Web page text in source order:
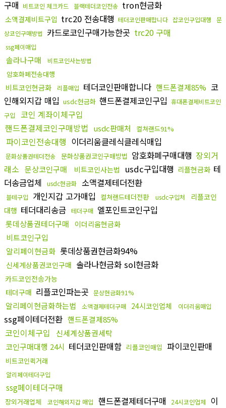
구매 비트코인 체크카드 블랙테더코인전송 tron현금화
소액결제비트구입 trc20 전송대행 테더코인판매합니다 잡코인구입대행
문
상코인구매방법
카드로코인구매가능한곳 trc20 구매
ssg페이매입
솔라나구매 비트코인사는방법
암호화폐전송대행
비트코인현금화 리플매입 테더코인판매합니다 핸드폰결제85% 코
인해외지갑 매입 usdc현금화 핸드폰결제코인구입 휴대폰결제비트코인
구입
코인 계좌이체구입
핸드폰결제코인구매방법
usdc판매처 컬쳐랜드91%
파이코인전송대행 이더리움클레식클레식매입
문화상품권테더전송 문화상품권코인구매방법 암호화폐구매대행 장외거
래소 문상코인구매 비트코인사는법 usdc구입대행 리플현금화 테
더송금업체
usdc현금화 소액결제테더전환
블테구입 개인지갑 고가매입 컬쳐랜드테더전환 usdc구입처
리플코인
대행 테더대리송금 테더구매 엘포인트코인구입
롯데상품권테더구매 이더리움현금화
비트코인구입
알리페이현금화 롯데상품권현금화94%
신세계상품권코인구매 솔라나현금화 sol현금화
카드코인전송가능
테더구매 리플코인파는곳 문상현금화91%
알리페이현금화하는법 소액결제테더구매 24시코인업체 이더리움매입
ssg페이테더전환 핸드폰결제85%
코인이체구입
신세계상품권세탁
코인구매대행 24시 테더코인판매함 리플코인매입 파이코인판매
비트코인퀵거래
알리페이테더구입
ssg페이테더구매
장외거래업체 코인해외지갑 매입 핸드폰결제테더구매 24시코인업체
이